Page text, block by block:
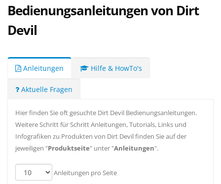
Bedienungsanleitungen von Dirt
Devil
Anleitungen Hilfe & HowTo's
Aktuelle Fragen
Hier finden Sie oft gesuchte Dirt Devil Bedienungsanleitungen.
Weitere Schritt für Schritt Anleitungen, Tutorials, Links und
Infografiken zu Produkten von Dirt Devil finden Sie auf der
jeweiligen "Produktseite" unter "Anleitungen".
Anleitungen pro Seite